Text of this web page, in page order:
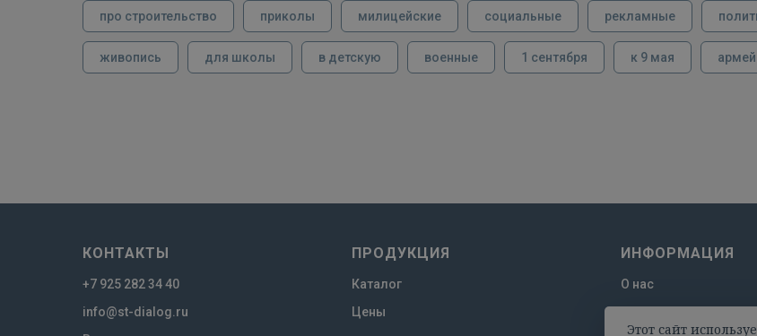
Этот сайт
про строительство приколы милицейские социальные рекламные
живопись для школы в детскую военные 1 сентября к 9 мая
КОНТАКТЫ
+7 925 282 34 40
info@st-dialog.ru
ПРОДУКЦИЯ
Каталог
Цены
ИНФОРМАЦИЯ
О нас